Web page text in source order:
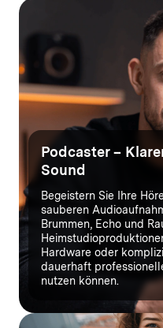
Podcaster –
Sound
Begeistern Sie Ihre
sauberen
Brummen, Echo und
Hardware oder
dauerhaft
nutzen können.